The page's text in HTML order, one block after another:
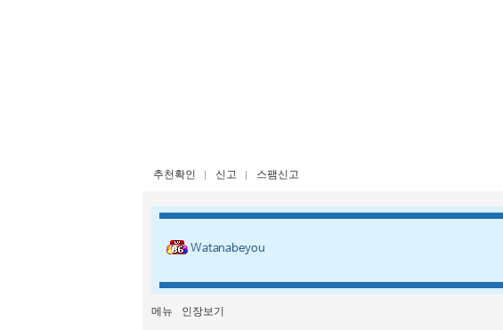
추천확인 신고 스팸신고
Watanabeyou
메뉴 인장보기